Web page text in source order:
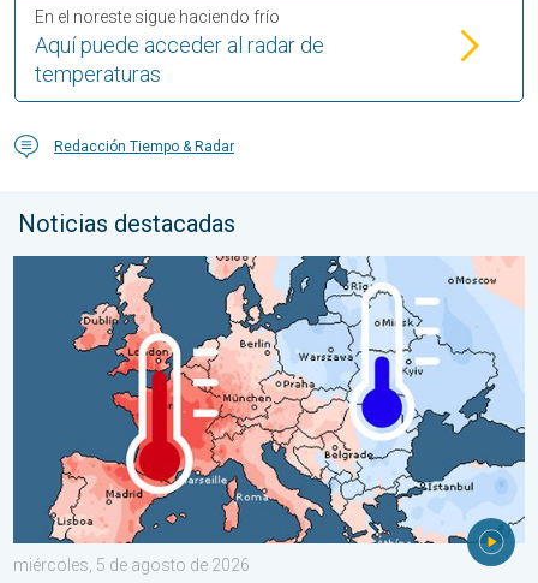
Aquí puede acceder al radar de
temperaturas
En el noreste sigue haciendo frío
Redacción Tiempo & Radar
Noticias destacadas
Las dos caras de Europa. Contrastes meteorológicos. . .
miércoles, 5 de agosto de 2026